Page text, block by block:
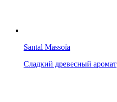
Santal Massoïa
Сладкий древесный аромат